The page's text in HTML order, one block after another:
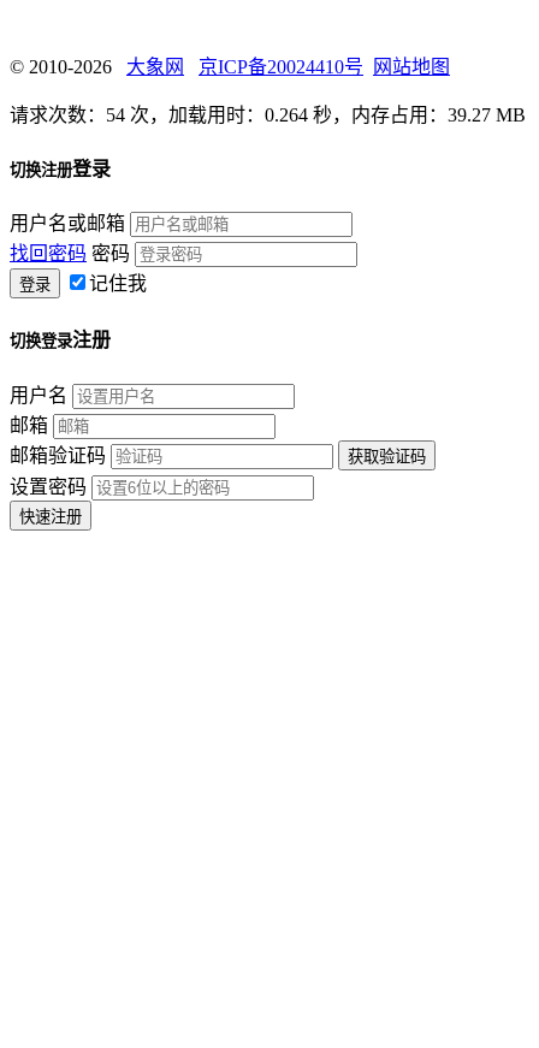
© 2010-2026 大象网 京ICP备20024410号 网站地图
请求次数：54 次，加载用时：0.264 秒，内存占用：39.27 MB
切换注册登录
用户名或邮箱
找回密码 密码
记住我
切换登录注册
用户名
邮箱
邮箱验证码
设置密码